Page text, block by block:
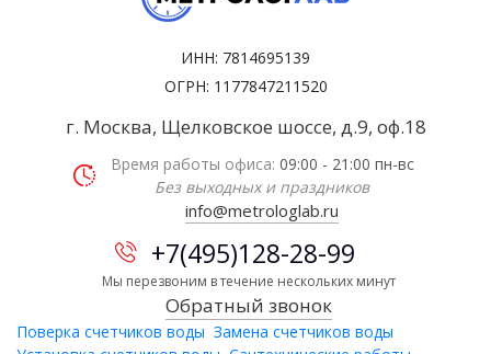
ИНН: 7814695139
ОГРН: 1177847211520
г. Москва, Щелковское шоссе, д.9, оф.18
Время работы офиса: 09:00 - 21:00 пн-вс
Без выходных и праздников
info@metrologlab.ru
+7(495)128-28-99
Мы перезвоним в течение нескольких минут
Обратный звонок
Поверка счетчиков воды Замена счетчиков воды